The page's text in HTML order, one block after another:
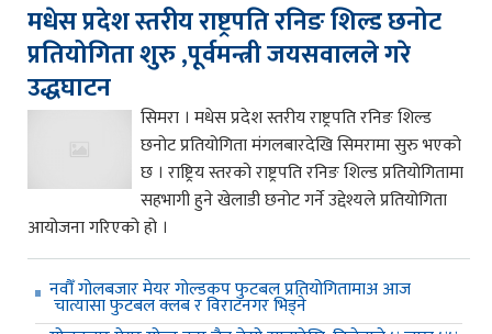
मधेस प्रदेश स्तरीय राष्ट्रपति रनिङ शिल्ड छनोट
प्रतियोगिता शुरु ,पूर्वमन्त्री जयसवालले गरे
उद्धघाटन
सिमरा । मधेस प्रदेश स्तरीय राष्ट्रपति रनिङ शिल्ड
छनोट प्रतियोगिता मंगलबारदेखि सिमरामा सुरु भएको
छ । राष्ट्रिय स्तरको राष्ट्रपति रनिङ शिल्ड प्रतियोगितामा
सहभागी हुने खेलाडी छनोट गर्ने उद्देश्यले प्रतियोगिता
आयोजना गरिएको हो ।
नवौँ गोलबजार मेयर गोल्डकप फुटबल प्रतियोगितामाअ आज
चात्यासा फुटबल क्लब र विराटनगर भिड्ने